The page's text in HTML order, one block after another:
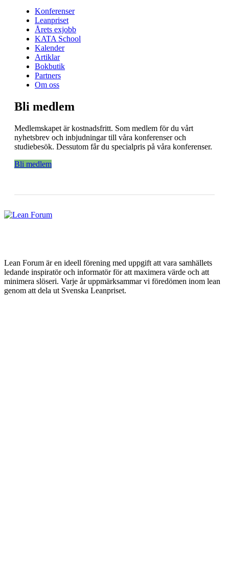
Konferenser
Leanpriset
Årets exjobb
KATA School
Kalender
Artiklar
Bokbutik
Partners
Om oss
Bli medlem
Medlemskapet är kostnadsfritt. Som medlem för du vårt
nyhetsbrev och inbjudningar till våra konferenser och
studiebesök. Dessutom får du specialpris på våra konferenser.
Bli medlem
Lean Forum är en ideell förening med uppgift att vara samhällets
ledande inspiratör och informatör för att maximera värde och att
minimera slöseri. Varje år uppmärksammar vi föredömen inom lean
genom att dela ut Svenska Leanpriset.